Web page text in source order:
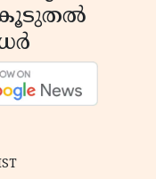
കൂടുതല്‍